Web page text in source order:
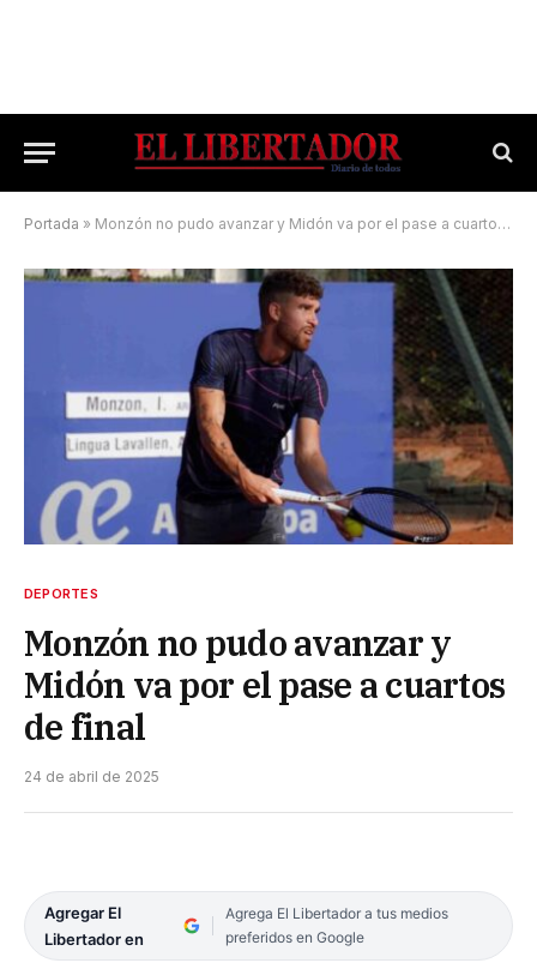
Portada » Monzón no pudo avanzar y Midón va por el pase a cuartos de final
DEPORTES
Monzón no pudo avanzar y
Midón va por el pase a cuartos
de final
24 de abril de 2025
Agregar El
Libertador en
Agrega El Libertador a tus medios
preferidos en Google